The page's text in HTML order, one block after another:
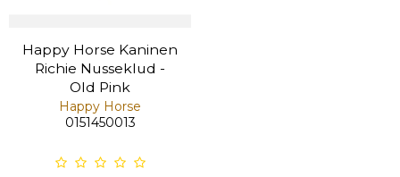
Happy Horse Kaninen
Richie Nusseklud -
Old Pink
Happy Horse
0151450013